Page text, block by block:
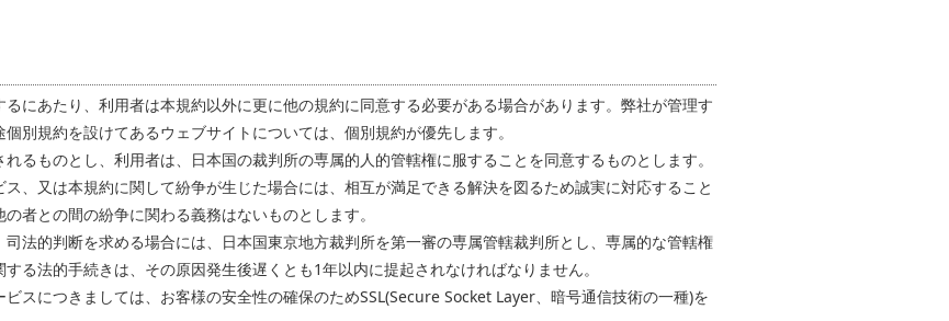
にあたり、利用者は本規約以外に更に他の規約に同意する必要がある場合があります。弊社が管理す
別規約を設けてあるウェブサイトについては、個別規約が優先します。
るものとし、利用者は、日本国の裁判所の専属的人的管轄権に服することを同意するものとします。
、又は本規約に関して紛争が生じた場合には、相互が満足できる解決を図るため誠実に対応すること
者との間の紛争に関わる義務はないものとします。
法的判断を求める場合には、日本国東京地方裁判所を第一審の専属管轄裁判所とし、専属的な管轄権
る法的手続きは、その原因発生後遅くとも1年以内に提起されなければなりません。
スにつきましては、お客様の安全性の確保のためSSL(Secure Socket Layer、暗号通信技術の一種)を